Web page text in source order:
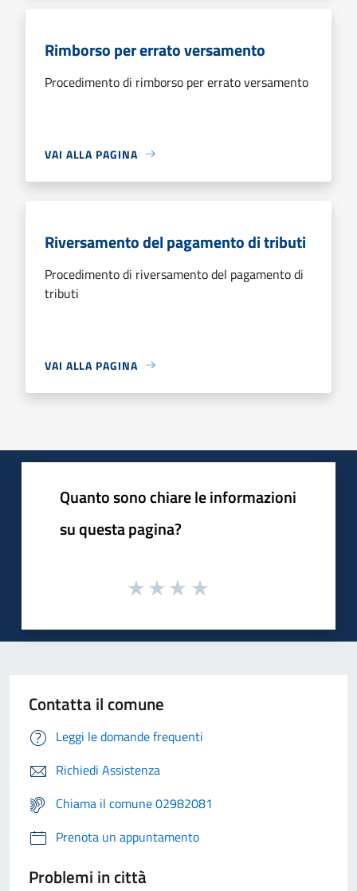
Rimborso per errato versamento
Procedimento di rimborso per errato versamento
VAI ALLA PAGINA
Riversamento del pagamento di tributi
Procedimento di riversamento del pagamento di
tributi
VAI ALLA PAGINA
Quanto sono chiare le informazioni
su questa pagina?
Contatta il comune
Leggi le domande frequenti
Richiedi Assistenza
Chiama il comune 02982081
Prenota un appuntamento
Problemi in città